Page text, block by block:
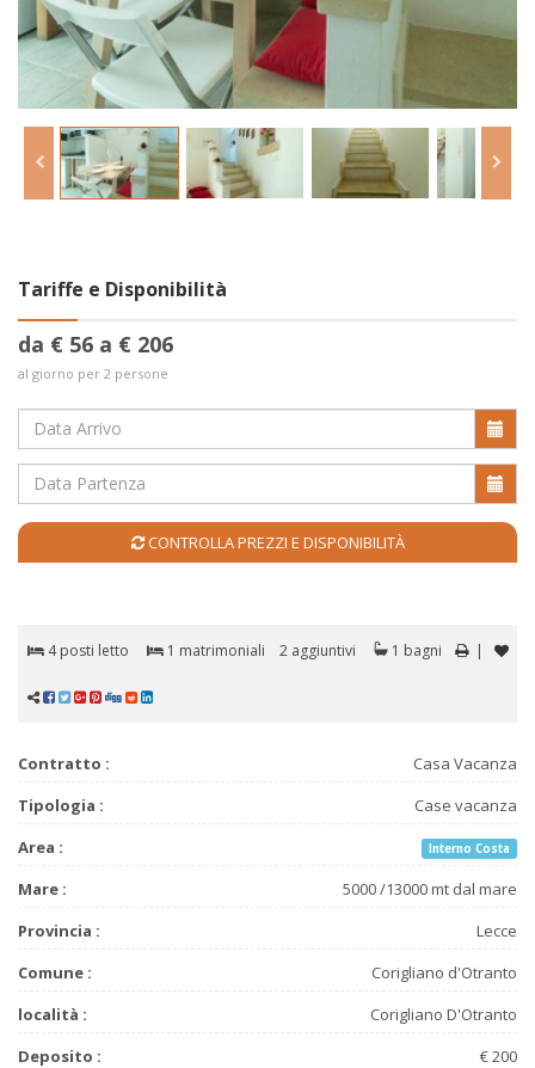
Tariffe e Disponibilità
da € 56 a € 206
al giorno per 2 persone
CONTROLLA PREZZI E DISPONIBILITÀ
|
4 posti letto 1 matrimoniali 2 aggiuntivi 1 bagni
Contratto :
Casa Vacanza
Tipologia :
Case vacanza
Area :
Interno Costa
Mare :
5000 /13000 mt dal mare
Provincia :
Lecce
Comune :
Corigliano d'Otranto
località :
Corigliano D'Otranto
Deposito :
€ 200